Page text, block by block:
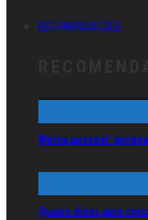
RECOMENDAÇÕES
Marca pessoal:
Quatro dicas para